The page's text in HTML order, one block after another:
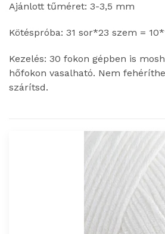
Ajánlott tűméret: 3-3,5 mm
Kötéspróba: 31 sor*23 szem =
Kezelés: 30 fokon gépben is
hőfokon vasalható. Nem
szárítsd.